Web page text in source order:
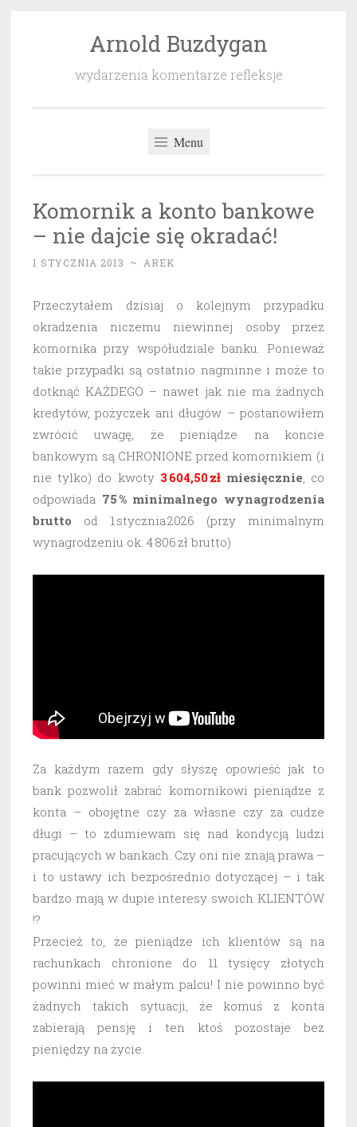
Arnold Buzdygan
wydarzenia komentarze refleksje
Menu
Komornik a konto bankowe
– nie dajcie się okradać!
1 STYCZNIA 2013 ~ AREK
Przeczytałem dzisiaj o kolejnym przypadku
okradzenia niczemu niewinnej osoby przez
komornika przy współudziale banku. Ponieważ
takie przypadki są ostatnio nagminne i może to
dotknąć KAŻDEGO – nawet jak nie ma żadnych
kredytów, pożyczek ani długów – postanowiłem
zwrócić uwagę, że pieniądze na koncie
bankowym są CHRONIONE przed komornikiem (i
nie tylko) do kwoty 3 604,50 złmiesięcznie, co
odpowiada 75 % minimalnego wynagrodzenia
brutto od 1 stycznia 2026 (przy minimalnym
wynagrodzeniu ok. 4 806 zł brutto)
Za każdym razem gdy słyszę opowieść jak to
bank pozwolił zabrać komornikowi pieniądze z
konta – obojętne czy za własne czy za cudze
długi – to zdumiewam się nad kondycją ludzi
pracujących w bankach. Czy oni nie znają prawa –
i to ustawy ich bezpośrednio dotyczącej – i tak
bardzo mają w dupie interesy swoich KLIENTÓW
!?
Przecież to, że pieniądze ich klientów są na
rachunkach chronione do 11 tysięcy złotych
powinni mieć w małym palcu! I nie powinno być
żadnych takich sytuacji, że komuś z konta
zabierają pensję i ten ktoś pozostaje bez
pieniędzy na życie.